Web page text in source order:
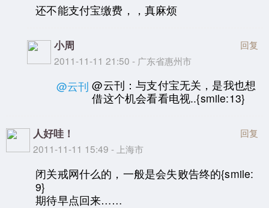
还不能支付宝缴费，，真麻烦
小周
2011-11-11 21:50 - 广东省惠州市
回复
@云刊 @云刊：与支付宝无关，是我也想
借这个机会看看电视..{smile:13}
人好哇！
2011-11-11 15:49 - 上海市
回复
闭关戒网什么的，一般是会失败告终的{smile:
9}
期待早点回来……